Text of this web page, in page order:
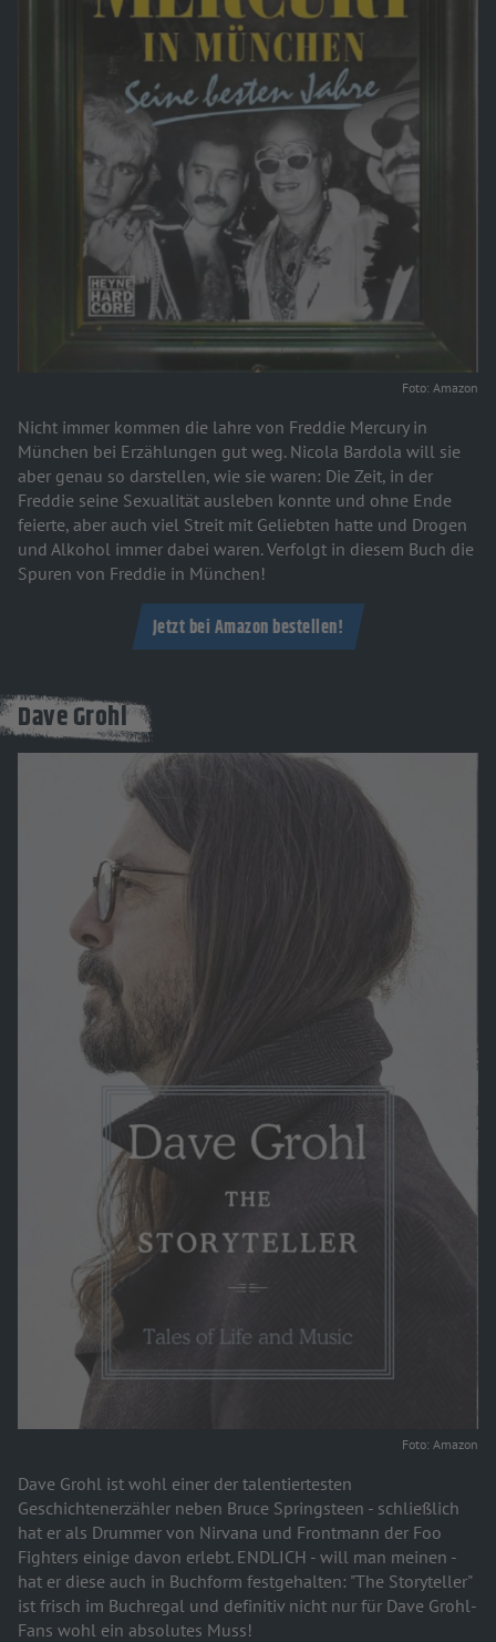
Foto: Amazon
Nicht immer kommen die lahre von Freddie Mercury in
München bei Erzählungen gut weg. Nicola Bardola will sie
aber genau so darstellen, wie sie waren: Die Zeit, in der
Freddie seine Sexualität ausleben konnte und ohne Ende
feierte, aber auch viel Streit mit Geliebten hatte und Drogen
und Alkohol immer dabei waren. Verfolgt in diesem Buch die
Spuren von Freddie in München!
Jetzt bei Amazon bestellen!
Dave Grohl
Foto: Amazon
Dave Grohl ist wohl einer der talentiertesten
Geschichtenerzähler neben Bruce Springsteen - schließlich
hat er als Drummer von Nirvana und Frontmann der Foo
Fighters einige davon erlebt. ENDLICH - will man meinen -
hat er diese auch in Buchform festgehalten: "The Storyteller"
ist frisch im Buchregal und definitiv nicht nur für Dave Grohl-
Fans wohl ein absolutes Muss!